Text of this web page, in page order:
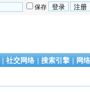
保存
| 社交网络 | 搜索引擎 | 网